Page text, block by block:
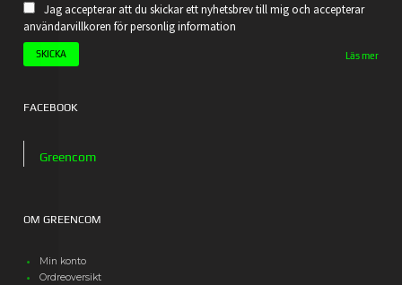
Jag accepterar att du skickar ett nyhetsbrev till mig och accepterar
användarvillkoren för personlig information
Läs mer
FACEBOOK
Greencom
OM GREENCOM
Min konto
Ordreoversikt